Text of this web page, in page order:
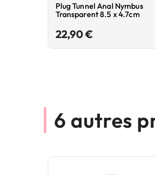
Plug Tunnel Anal Nymbus
Transparent 8.5 x 4.7cm
22,90 €
6 autres